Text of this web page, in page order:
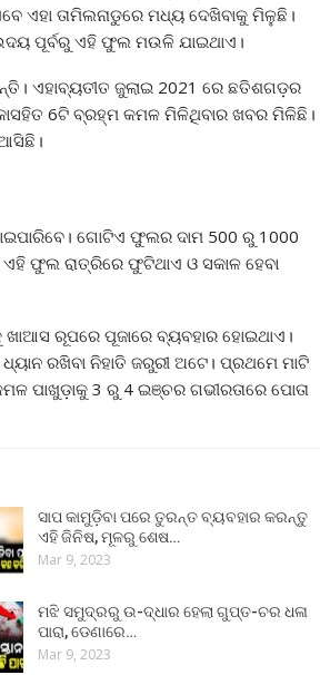
ତାମିଲନାଡୁରେ ମଧ୍ୟ ଦେଖିବାକୁ ମିଳୁଛି।
ପୂର୍ବରୁ ଏହି ଫୁଲ ମଉଳି ଯାଇଥାଏ।
ଏହାବ୍ୟତୀତ ଜୁଲାଇ 2021 ରେ ଛତିଶଗଡ଼ର
6ଟି ବ୍ରହ୍ମ କମଳ ମିଳିଥିବାର ଖବର ମିଳିଛି।
ଗୋଟିଏ ଫୁଲର ଦାମ 500 ରୁ 1000
ଫୁଲ ରାତ୍ରିରେ ଫୁଟିଥାଏ ଓ ସକାଳ ହେବା
ରୂପରେ ପୂଜାରେ ବ୍ୟବହାର ହୋଇଥାଏ।
ରଖିବା ନିହାତି ଜରୁରୀ ଅଟେ। ପ୍ରଥମେ ମାଟି
ପାଖୁଡ଼ାକୁ 3 ରୁ 4 ଇଞ୍ଚର ଗଭୀରତାରେ ପୋତା
ସାପ କାମୁଡ଼ିବା ପରେ ତୁରନ୍ତ ବ୍ୟବହାର କରନ୍ତୁ
ଏହି ଜିନିଷ, ମୂଳରୁ ଶେଷ…
Mar 9, 2023
ମଝି ସମୁଦ୍ରରୁ ଉ-ଦ୍ଧାର ହେଲା ଗୁପ୍ତ-ଚର ଧଳା
ପାରା, ଡେଣାରେ…
Mar 9, 2023